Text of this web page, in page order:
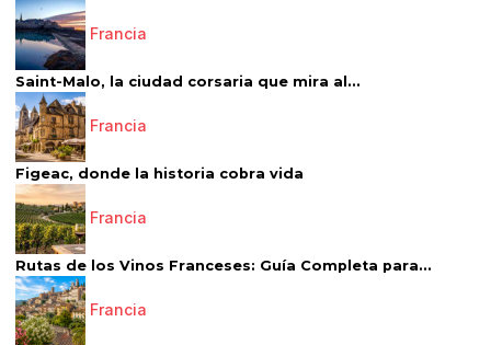
Francia
Saint-Malo, la ciudad corsaria que mira al...
Francia
Figeac, donde la historia cobra vida
Francia
Rutas de los Vinos Franceses: Guía Completa para...
Francia